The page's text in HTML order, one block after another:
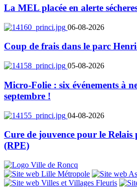
La MEL placée en alerte
06-08-2026
Coup de frais dans le parc
05-08-2026
Micro-Folie : six événements à
septembre !
04-08-2026
Cure de jouvence pour le Relais
(RPE)